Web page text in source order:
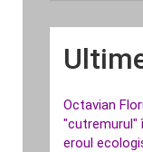
Octavian
"cutremurul"
eroul